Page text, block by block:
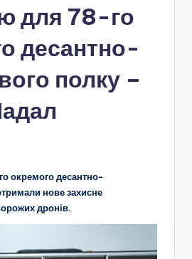
для 78-го
десантно-
полку –
окремого десантно-
нове захисне
дронів.